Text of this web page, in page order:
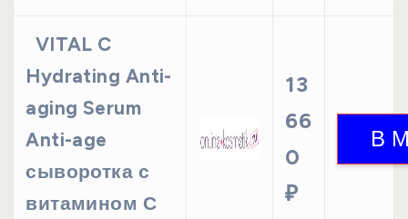
VITAL C
Hydrating Anti-
aging Serum
Anti-age
сыворотка с
витамином С
13
66
0
₽